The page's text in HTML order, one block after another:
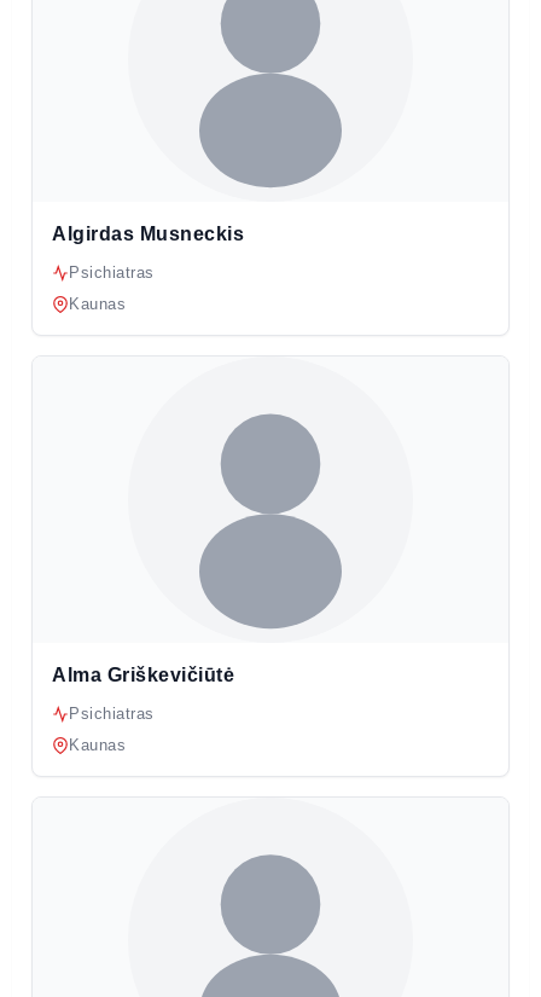
Algirdas Musneckis
Psichiatras
Kaunas
Alma Griškevičiūtė
Psichiatras
Kaunas